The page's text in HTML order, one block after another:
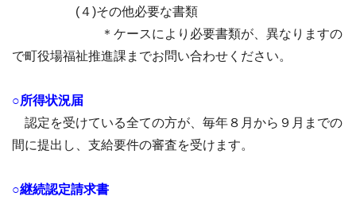
(４)その他必要な書類
＊ケースにより必要書類が、異なりますの
で町役場福祉推進課までお問い合わせください。
○所得状況届
認定を受けている全ての方が、毎年８月から９月までの
間に提出し、支給要件の審査を受けます。
○継続認定請求書